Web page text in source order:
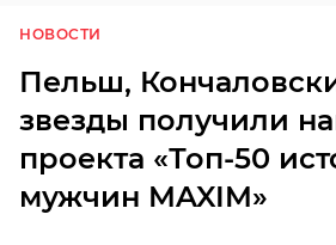
НОВОСТИ
Пельш,
звезды получили
проекта «Топ-50
мужчин MAXIM»